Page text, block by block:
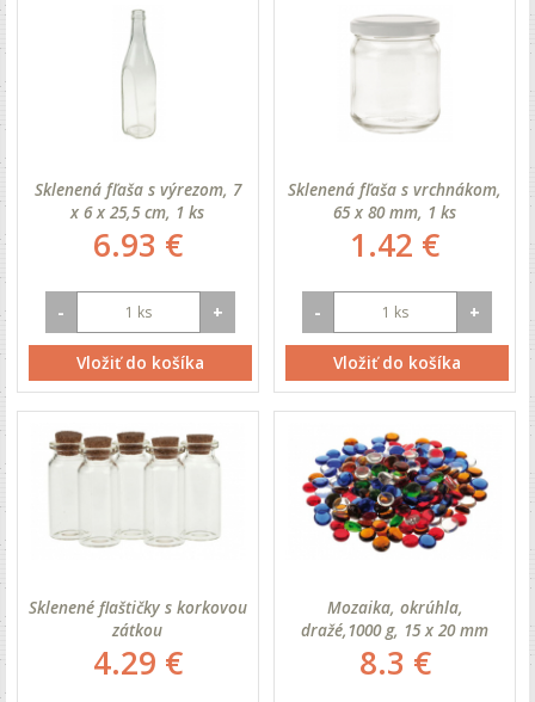
Sklenená fľaša s výrezom, 7
x 6 x 25,5 cm, 1 ks
6.93 €
- +
Vložiť do košíka
Sklenená fľaša s vrchnákom,
65 x 80 mm, 1 ks
1.42 €
- +
Vložiť do košíka
Sklenené flaštičky s korkovou
zátkou
4.29 €
Mozaika, okrúhla,
dražé,1000 g, 15 x 20 mm
8.3 €